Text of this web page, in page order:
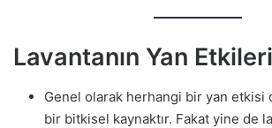
Lavantanın Yan Etkileri
Genel olarak herhangi bir yan etkisi
bir bitkisel kaynaktır. Fakat yine de